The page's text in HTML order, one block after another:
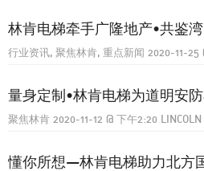
林肯电梯牵手广隆地产•共鉴
行业资讯 聚焦林肯 重点新闻 2020-11-25
量身定制•林肯电梯为道明安
聚焦林肯 2020-11-12 @ 下午2:20 LINCOLN
懂你所想—林肯电梯助力北方